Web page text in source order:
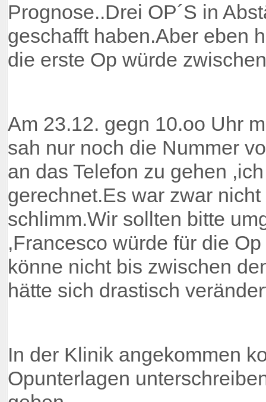
Prognose..Drei OP´S in
geschafft haben.Aber eben
die erste Op würde
Am 23.12. gegn 10.oo Uhr
sah nur noch die Nummer
an das Telefon zu gehen
gerechnet.Es war zwar
schlimm.Wir sollten bitte
,Francesco würde für die
könne nicht bis zwischen
hätte sich drastisch
In der Klinik angekommen
Opunterlagen